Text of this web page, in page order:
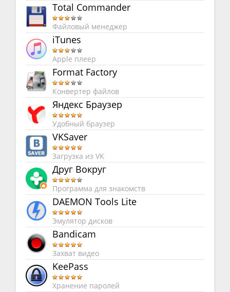
Total Commander
Файловый менеджер
iTunes
Apple плеер
Format Factory
Конвертер файлов
Яндекс Браузер
Удобный браузер
VKSaver
Загрузка из VK
Друг Вокруг
Программа для знакомств
DAEMON Tools Lite
Эмулятор дисков
Bandicam
Захват видео
KeePass
Хранение паролей